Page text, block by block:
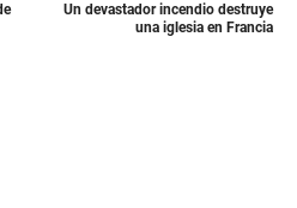
Un devastador incendio destruye
una iglesia en Francia